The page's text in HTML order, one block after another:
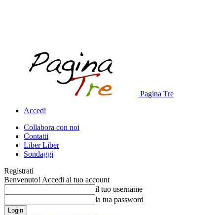
Pagina Tre
Accedi
Collabora con noi
Contatti
Liber Liber
Sondaggi
Registrati
Benvenuto! Accedi al tuo account
il tuo username
la tua password